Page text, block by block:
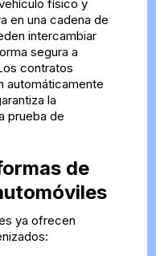
físico y
en una cadena de
intercambiar
segura a
contratos
automáticamente
la
prueba de
de
ya ofrecen